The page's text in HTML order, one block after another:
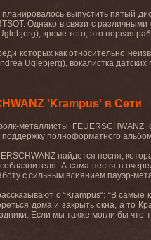
выпустить пятый
Однако в связи с
), кроме того, это первая
которых как относительно
Uglebjerg), вокалистка датских
'Krampus' в Сети
металлисты FEUERSCHWANZ
поддержку полноформатного
найдется песня,
А сама песня в
с сильным влиянием пауэр-
о “Krampus“: “В самые
дома и закрыть окна, а то
Если мы также могли бы